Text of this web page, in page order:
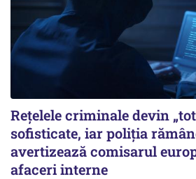
Rețelele criminale devin
sofisticate, iar poliția
avertizează comisarul
afaceri interne